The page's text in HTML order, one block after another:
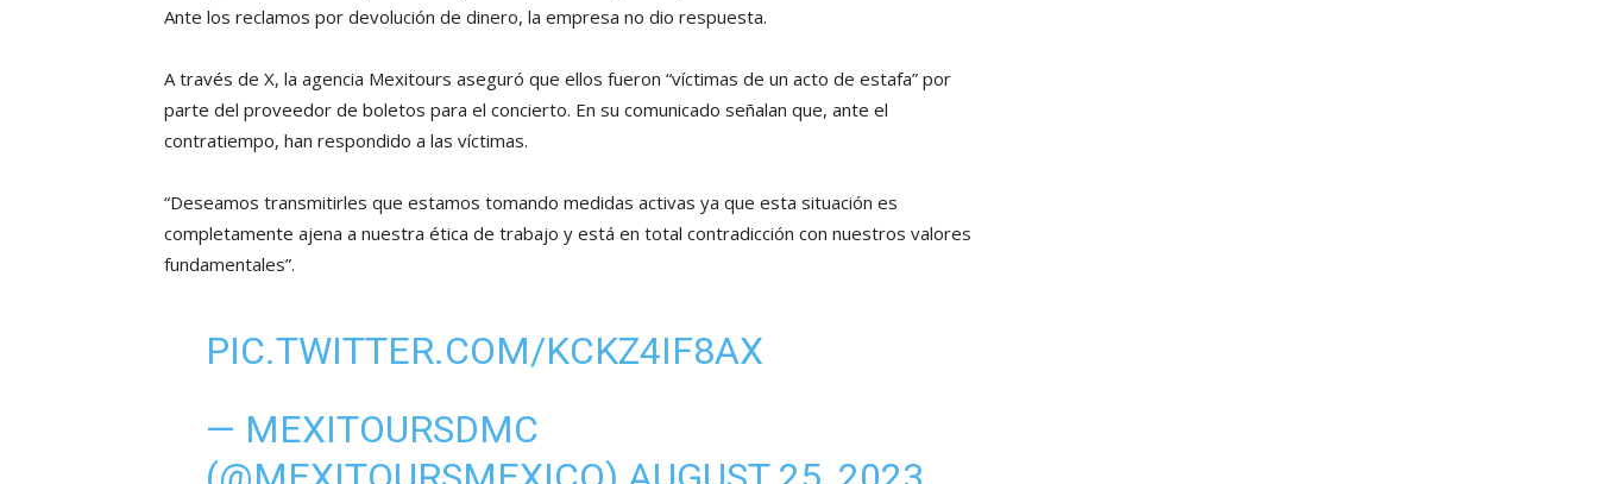
Ante los reclamos por devolución de dinero, la empresa no dio respuesta.
A través de X, la agencia Mexitours aseguró que ellos fueron “víctimas de un acto de estafa” por
parte del proveedor de boletos para el concierto. En su comunicado señalan que, ante el
contratiempo, han respondido a las víctimas.
“Deseamos transmitirles que estamos tomando medidas activas ya que esta situación es
completamente ajena a nuestra ética de trabajo y está en total contradicción con nuestros valores
fundamentales”.
PIC.TWITTER.COM/KCKZ4IF8AX
— MEXITOURSDMC